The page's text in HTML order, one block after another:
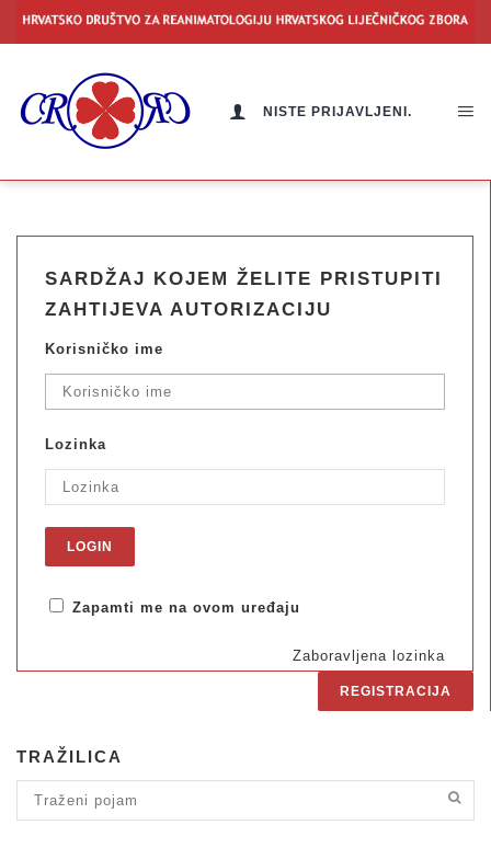
NISTE PRIJAVLJENI.
SARDŽAJ KOJEM ŽELITE PRISTUPITI
ZAHTIJEVA AUTORIZACIJU
Korisničko ime
Lozinka
Zapamti me na ovom uređaju
Zaboravljena lozinka
REGISTRACIJA
TRAŽILICA